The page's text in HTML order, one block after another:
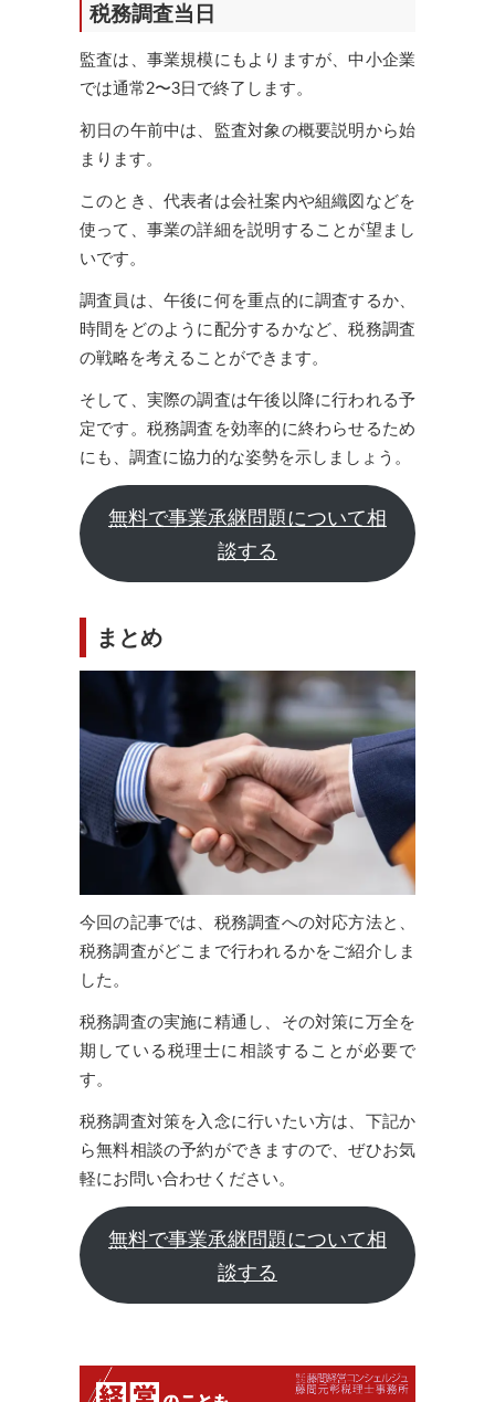
税務調査当日
監査は、事業規模にもよりますが、中小企業
では通常2〜3日で終了します。
初日の午前中は、監査対象の概要説明から始
まります。
このとき、代表者は会社案内や組織図などを
使って、事業の詳細を説明することが望まし
いです。
調査員は、午後に何を重点的に調査するか、
時間をどのように配分するかなど、税務調査
の戦略を考えることができます。
そして、実際の調査は午後以降に行われる予
定です。税務調査を効率的に終わらせるため
にも、調査に協力的な姿勢を示しましょう。
無料で事業承継問題について相
談する
まとめ
今回の記事では、税務調査への対応方法と、
税務調査がどこまで行われるかをご紹介しま
した。
税務調査の実施に精通し、その対策に万全を
期している税理士に相談することが必要で
す。
税務調査対策を入念に行いたい方は、下記か
ら無料相談の予約ができますので、ぜひお気
軽にお問い合わせください。
無料で事業承継問題について相
談する